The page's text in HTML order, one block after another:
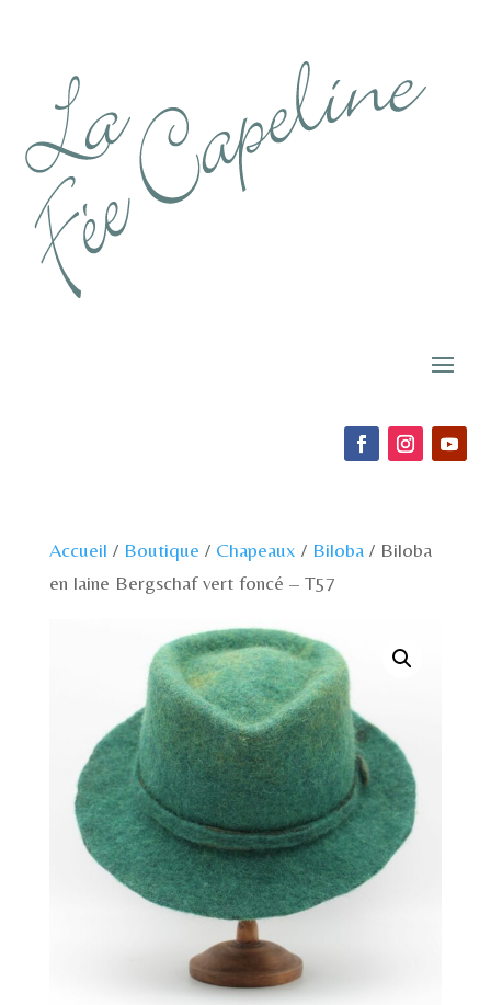
Accueil / Boutique / Chapeaux / Biloba/ Biloba
en laine Bergschaf vert foncé – T57